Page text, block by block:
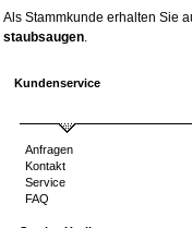
Als Stammkunde erhalten Sie
staubsaugen.
Kundenservice
Anfragen
Kontakt
Service
FAQ